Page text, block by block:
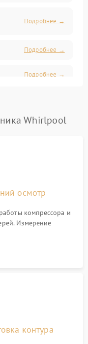
Подробнее →
Подробнее →
Подробнее →
Подробнее →
Подробнее →
Whirlpool
осмотр
компрессора и
Измерение
термостата и
дисплея.
контура